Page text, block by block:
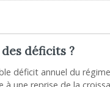
déficits ?
déficit annuel du